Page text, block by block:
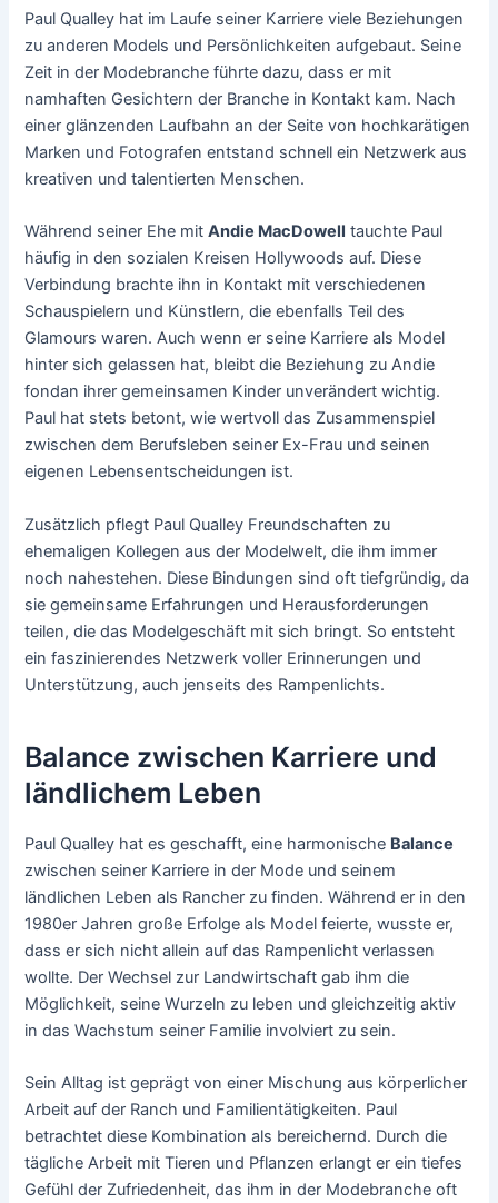
Paul Qualley hat im Laufe seiner Karriere viele Beziehungen
zu anderen Models und Persönlichkeiten aufgebaut. Seine
Zeit in der Modebranche führte dazu, dass er mit
namhaften Gesichtern der Branche in Kontakt kam. Nach
einer glänzenden Laufbahn an der Seite von hochkarätigen
Marken und Fotografen entstand schnell ein Netzwerk aus
kreativen und talentierten Menschen.
Während seiner Ehe mitAndie MacDowell tauchte Paul
häufig in den sozialen Kreisen Hollywoods auf. Diese
Verbindung brachte ihn in Kontakt mit verschiedenen
Schauspielern und Künstlern, die ebenfalls Teil des
Glamours waren. Auch wenn er seine Karriere als Model
hinter sich gelassen hat, bleibt die Beziehung zu Andie
fondan ihrer gemeinsamen Kinder unverändert wichtig.
Paul hat stets betont, wie wertvoll das Zusammenspiel
zwischen dem Berufsleben seiner Ex-Frau und seinen
eigenen Lebensentscheidungen ist.
Zusätzlich pflegt Paul Qualley Freundschaften zu
ehemaligen Kollegen aus der Modelwelt, die ihm immer
noch nahestehen. Diese Bindungen sind oft tiefgründig, da
sie gemeinsame Erfahrungen und Herausforderungen
teilen, die das Modelgeschäft mit sich bringt. So entsteht
ein faszinierendes Netzwerk voller Erinnerungen und
Unterstützung, auch jenseits des Rampenlichts.
Balance zwischen Karriere und
ländlichem Leben
Paul Qualley hat es geschafft, eine harmonische Balance
zwischen seiner Karriere in der Mode und seinem
ländlichen Leben als Rancher zu finden. Während er in den
1980er Jahren große Erfolge als Model feierte, wusste er,
dass er sich nicht allein auf das Rampenlicht verlassen
wollte. Der Wechsel zur Landwirtschaft gab ihm die
Möglichkeit, seine Wurzeln zu leben und gleichzeitig aktiv
in das Wachstum seiner Familie involviert zu sein.
Sein Alltag ist geprägt von einer Mischung aus körperlicher
Arbeit auf der Ranch und Familientätigkeiten. Paul
betrachtet diese Kombination als bereichernd. Durch die
tägliche Arbeit mit Tieren und Pflanzen erlangt er ein tiefes
Gefühl der Zufriedenheit, das ihm in der Modebranche oft